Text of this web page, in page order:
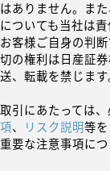
はありません。ま
についても当社は
お客様ご自身の判
切の権利は日産証
送、転載を禁じます
取引にあたっては
項、 リスク説明等を
重要な注意事項に